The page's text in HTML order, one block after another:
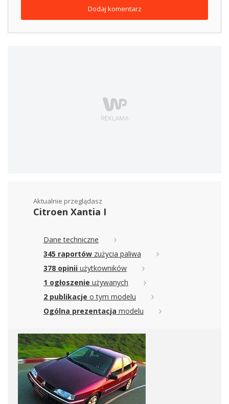
Dodaj komentarz
Aktualnie przeglądasz
Citroen Xantia I
Dane techniczne
345 raportów zużycia paliwa
378 opinii użytkowników
1 ogłoszenie używanych
2 publikacje o tym modelu
Ogólna prezentacja modelu